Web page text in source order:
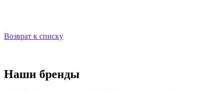
Возврат к списку
Наши бренды